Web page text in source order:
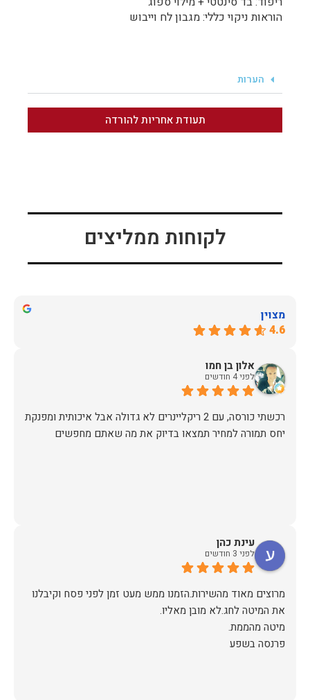
הוראות ניקוי כללי: מגבון לח וייבוש
הערות
תעודת אחריות להורדה
לקוחות ממליצים
מצוין
4.6
אלון בן חמו
לפני 4 חודשים
יחס תמורה למחיר תמצאו בדיוק את מה שאתם מחפשים
עינת כהן
לפני 3 חודשים
מרוצים מאוד מהשירות.הזמנו ממש מעט זמן לפני פסח וקיבלנו
פרנסה בשפע